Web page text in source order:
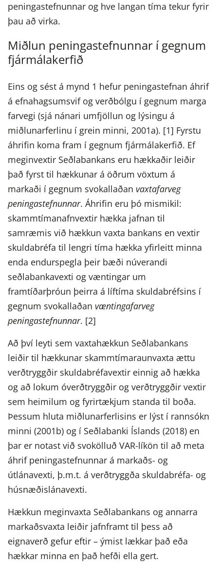
peningastefnunnar og hve langan tíma tekur fyrir
þau að virka.
Miðlun peningastefnunnar í gegnum
fjármálakerfið
Eins og sést á mynd 1 hefur peningastefnan áhrif
á efnahagsumsvif og verðbólgu í gegnum marga
farvegi (sjá nánari umfjöllun og lýsingu á
miðlunarferlinu í grein minni, 2001a). [1] Fyrstu
áhrifin koma fram í gegnum fjármálakerfið. Ef
meginvextir Seðlabankans eru hækkaðir leiðir
það fyrst til hækkunar á öðrum vöxtum á
markaði í gegnum svokallaðan vaxtafarveg
peningastefnunnar. Áhrifin eru þó mismikil:
skammtímanafnvextir hækka jafnan til
samræmis við hækkun vaxta bankans en vextir
skuldabréfa til lengri tíma hækka yfirleitt minna
enda endurspegla þeir bæði núverandi
seðlabankavexti og væntingar um
framtíðarþróun þeirra á líftíma skuldabréfsins í
gegnum svokallaðan væntingafarveg
peningastefnunnar. [2]
Að því leyti sem vaxtahækkun Seðlabankans
leiðir til hækkunar skammtímaraunvaxta ættu
verðtryggðir skuldabréfavextir einnig að hækka
og að lokum óverðtryggðir og verðtryggðir vextir
sem heimilum og fyrirtækjum standa til boða.
Þessum hluta miðlunarferlisins er lýst í rannsókn
minni (2001b) og í Seðlabanki Íslands (2018) en
þar er notast við svokölluð VAR-líkön til að meta
áhrif peningastefnunnar á markaðs- og
útlánavexti, þ.m.t. á verðtryggða skuldabréfa- og
húsnæðislánavexti.
Hækkun meginvaxta Seðlabankans og annarra
markaðsvaxta leiðir jafnframt til þess að
eignaverð gefur eftir – ýmist lækkar það eða
hækkar minna en það hefði ella gert.